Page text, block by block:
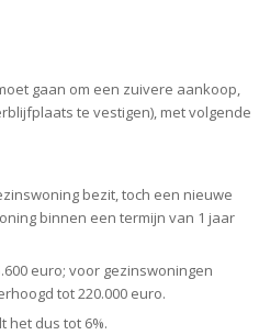
gaan om een zuivere aankoop,
te vestigen), met volgende
bezit, toch een nieuwe
binnen een termijn van 1 jaar
euro; voor gezinswoningen
tot 220.000 euro.
het dus tot 6%.